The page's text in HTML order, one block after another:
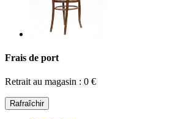
Frais de port
Retrait au magasin : 0 €